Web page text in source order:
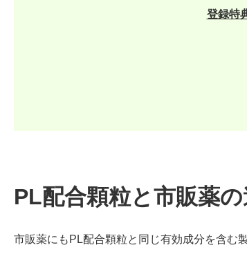
登録特
PL配合顆粒と市販薬
市販薬にもPL配合顆粒と同じ有効成分を含む